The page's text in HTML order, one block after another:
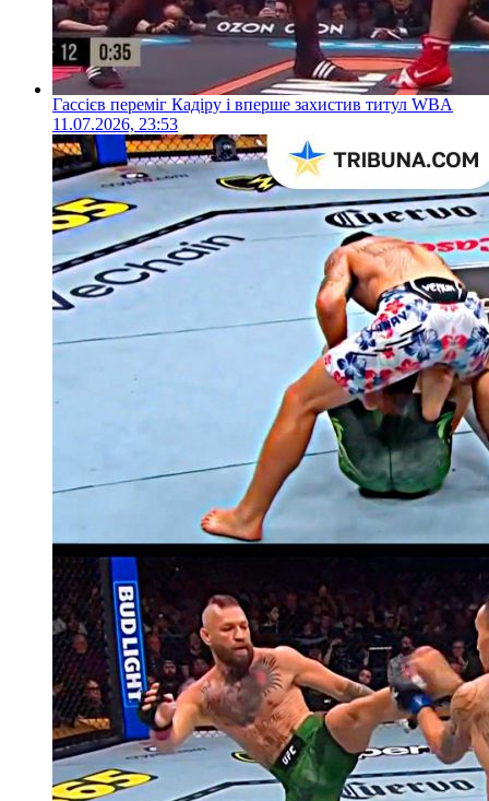
Гассієв переміг Кадіру і вперше захистив титул WBA
11.07.2026, 23:53